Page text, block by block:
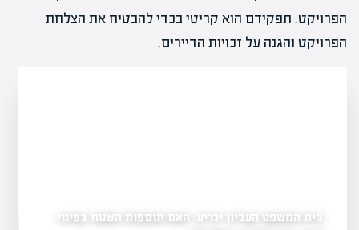
הפרויקט. תפקידם הוא קריטי בכדי להבטיח את הצלחת
הפרויקט והגנה על זכויות הדיירים.
בית המשפט העליון יכריע: האם תוספות השטח בפינוי
לראשונה: עיריית